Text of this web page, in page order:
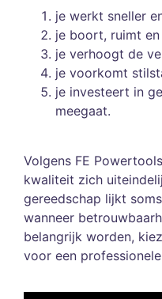
je werkt sneller
je boort, ruimt
je verhoogt de
je voorkomt
je investeert in
meegaat.
Volgens FE
kwaliteit zich
gereedschap lijkt
wanneer
belangrijk worden,
voor een